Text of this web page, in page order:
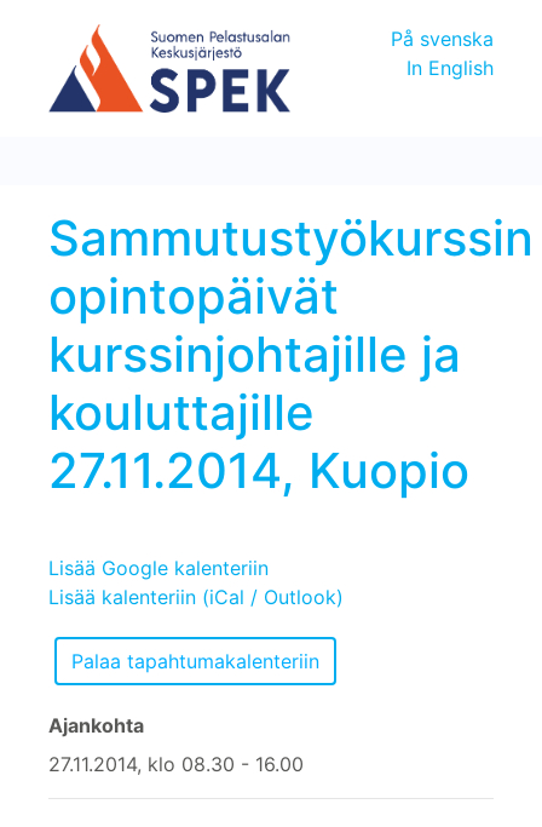
På svenska
In English
Sammutustyökurssin
opintopäivät
kurssinjohtajille ja
kouluttajille
27.11.2014, Kuopio
Lisää Google kalenteriin
Lisää kalenteriin (iCal / Outlook)
Ajankohta
27.11.2014, klo 08.30 - 16.00